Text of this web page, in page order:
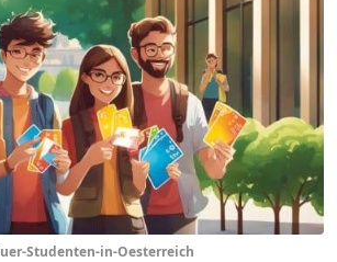
Studenten-in-Oesterreich